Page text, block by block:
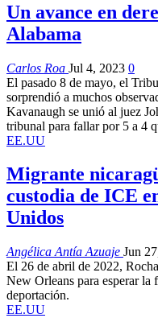
Un avance en
Alabama
Carlos Roa Jul 4, 2023 0
El pasado 8 de mayo, el
sorprendió a muchos
Kavanaugh se unió al juez
tribunal para fallar por 5 a 4
EE.UU
Migrante
custodia de ICE
Unidos
Angélica Antía Azuaje Jun
El 26 de abril de 2022,
New Orleans para esperar la
deportación.
EE.UU